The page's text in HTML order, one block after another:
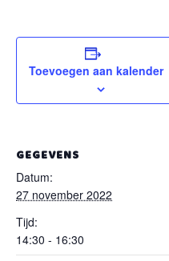
Toevoegen aan kalender
GEGEVENS
Datum:
27 november 2022
Tijd:
14:30 - 16:30